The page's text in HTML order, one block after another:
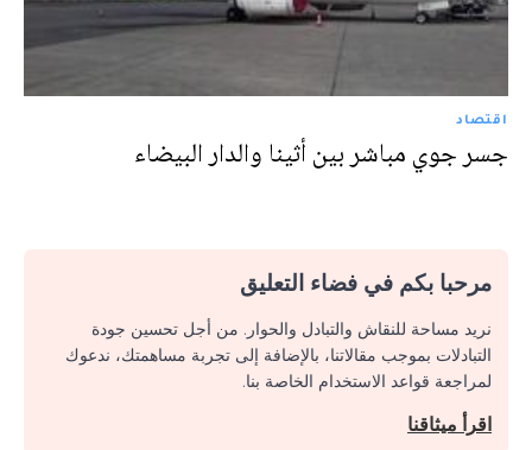
اقتصاد
جسر جوي مباشر بين أثينا والدار البيضاء
مرحبا بكم في فضاء التعليق
نريد مساحة للنقاش والتبادل والحوار. من أجل تحسين جودة
التبادلات بموجب مقالاتنا، بالإضافة إلى تجربة مساهمتك، ندعوك
لمراجعة قواعد الاستخدام الخاصة بنا.
اقرأ ميثاقنا